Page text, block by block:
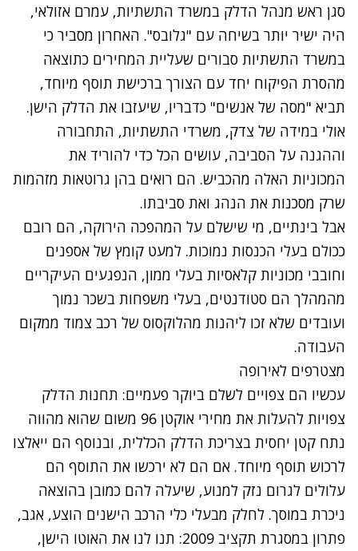
סגן ראש מנהל הדלק במשרד התשתיות, עמרם אזולאי,
היה ישיר יותר בשיחה עם "גלובס". האחרון מסביר כי
במשרד התשתיות סבורים שעליית המחירים כתוצאה
מהסרת הפיקוח יחד עם הצורך ברכישת תוסף מיוחד,
תביא "מסה של אנשים" כדבריו, שיעזבו את הדלק הישן.
אולי במידה של צדק, משרדי התשתיות, התחבורה
וההגנה על הסביבה, עושים הכל כדי להוריד את
המכוניות האלה מהכביש. הם רואים בהן גרוטאות מזהמות
שרק מסכנות את הנהג ואת סביבתו.
אבל בינתיים, מי שישלם על המהפכה הירוקה, הם רובם
ככולם בעלי הכנסות נמוכות. למעט קומץ של אספנים
וחובבי מכוניות קלאסיות בעלי ממון, הנפגעים העיקריים
מהמהלך הם סטודנטים, בעלי משפחות בשכר נמוך
ועובדים שלא זכו ליהנות מהלוקסוס של רכב צמוד ממקום
העבודה.
מצטרפים לאירופה
עכשיו הם צפויים לשלם ביוקר פעמיים: תחנות הדלק
צפויות להעלות את מחירי אוקטן 96 משום שהוא מהווה
נתח קטן יחסית בצריכת הדלק הכללית, ובנוסף הם ייאלצו
לרכוש תוסף מיוחד. אם הם לא ירכשו את התוסף הם
עלולים לגרום נזק למנוע, שיעלה להם כמובן בהוצאה
ניכרת במוסך. לחלק מבעלי כלי הרכב הישנים הוצע, אגב,
פתרון במסגרת תקציב 2009: תנו לנו את האוטו הישן,